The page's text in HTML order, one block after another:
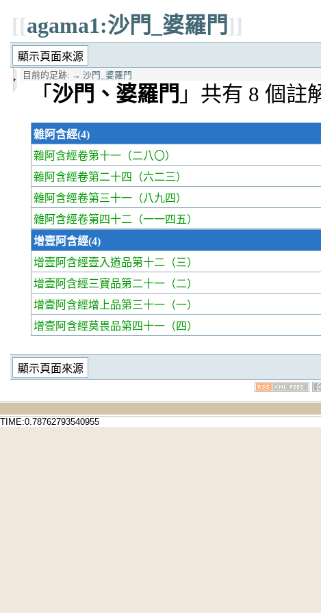
[[agama1:沙門_婆羅門]]
目前的足跡: → 沙門_婆羅門
「 沙門、婆羅門 」共有 8 個註
雜阿含經(4)
雜阿含經卷第十一 （二八〇）
雜阿含經卷第二十四 （六二三）
雜阿含經卷第三十一 （八九四）
雜阿含經卷第四十二 （一一四五）
增壹阿含經(4)
增壹阿含經壹入道品第十二 （三）
增壹阿含經三寶品第二十一 （二）
增壹阿含經增上品第三十一 （一）
增壹阿含經莫畏品第四十一 （四）
TIME:0.78762793540955